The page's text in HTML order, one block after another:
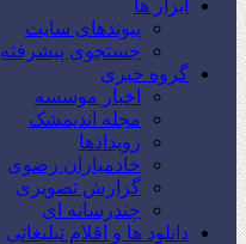
ابزار ها
پیوندهای سایت
جستجوی پیشرفته
گروه خبری
اخبار موسسه
مجله اندیمشک
رویدادها
خادمیاران رضوی
گزارش تصویری
چندرسانه ای
دانلود ها و اقلام تبلیغاتی